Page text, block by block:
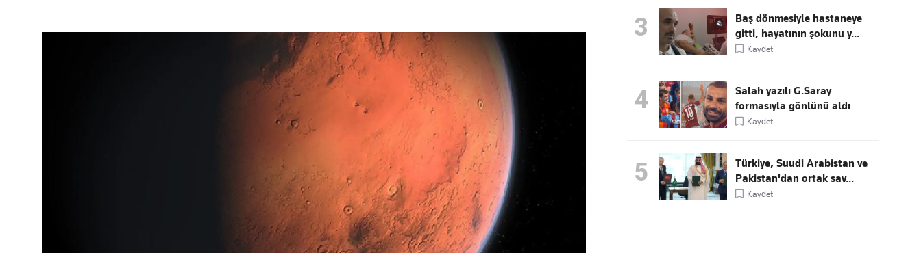
3
Baş dönmesiyle hastaneye
gitti, hayatının şokunu y...
Kaydet
4
Salah yazılı G.Saray
formasıyla gönlünü aldı
Kaydet
5
Türkiye, Suudi Arabistan ve
Pakistan'dan ortak sav...
Kaydet